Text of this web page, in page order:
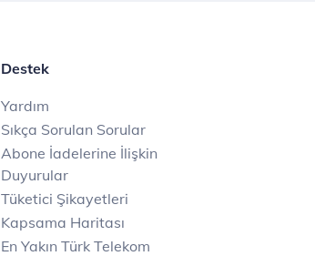
Destek
Yardım
Sıkça Sorulan Sorular
Abone İadelerine İlişkin
Duyurular
Tüketici Şikayetleri
Kapsama Haritası
En Yakın Türk Telekom